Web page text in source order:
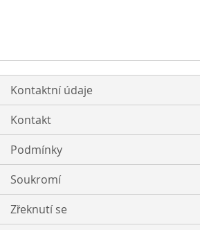
Kontaktní údaje
Kontakt
Podmínky
Soukromí
Zřeknutí se